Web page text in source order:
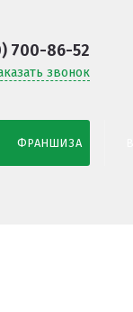
700-86-52
звонок
ФРАНШИЗА